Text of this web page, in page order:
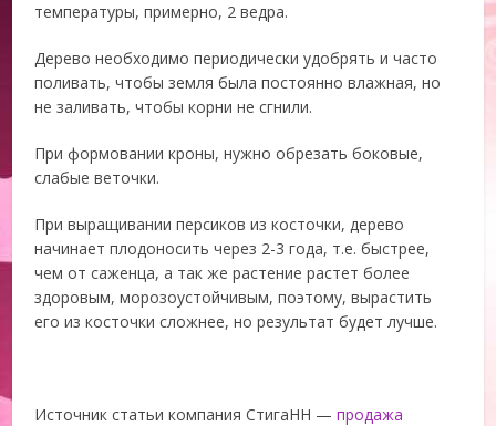
температуры, примерно, 2 ведра.
Дерево необходимо периодически удобрять и часто
поливать, чтобы земля была постоянно влажная, но
не заливать, чтобы корни не сгнили.
При формовании кроны, нужно обрезать боковые,
слабые веточки.
При выращивании персиков из косточки, дерево
начинает плодоносить через 2-3 года, т.е. быстрее,
чем от саженца, а так же растение растет более
здоровым, морозоустойчивым, поэтому, вырастить
его из косточки сложнее, но результат будет лучше.
Источник статьи компания СтигаНН —продажа